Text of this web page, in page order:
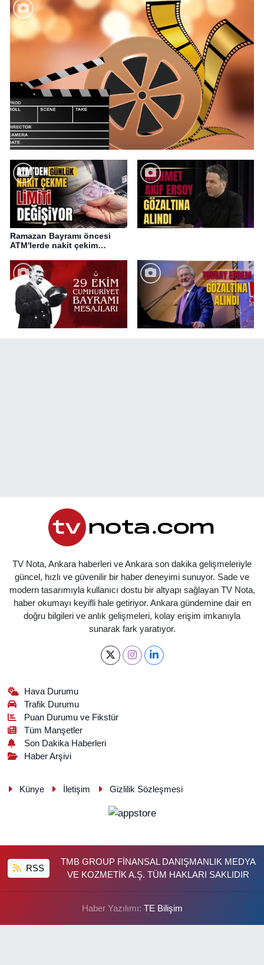
Ramazan Bayramı öncesi
ATM'lerde nakit çekim
TV Nota, Ankara haberleri ve Ankara son dakika gelişmeleriyle
güncel, hızlı ve güvenilir bir haber deneyimi sunuyor. Sade ve
modern tasarımıyla kullanıcı dostu bir altyapı sağlayan TV Nota,
haber okumayı keyifli hale getiriyor. Ankara gündemine dair en
doğru bilgileri ve anlık gelişmeleri, kolay erişim imkanıyla
sunarak fark yaratıyor.
Hava Durumu
Trafik Durumu
Puan Durumu ve Fikstür
Tüm Manşetler
Son Dakika Haberleri
Haber Arşivi
Künye İletişim Gizlilik Sözleşmesi
RSS
TMB GROUP FİNANSAL DANIŞMANLIK MEDYA
VE KOZMETİK A.Ş. TÜM HAKLARI SAKLIDIR
Haber Yazılımı: TE Bilişim